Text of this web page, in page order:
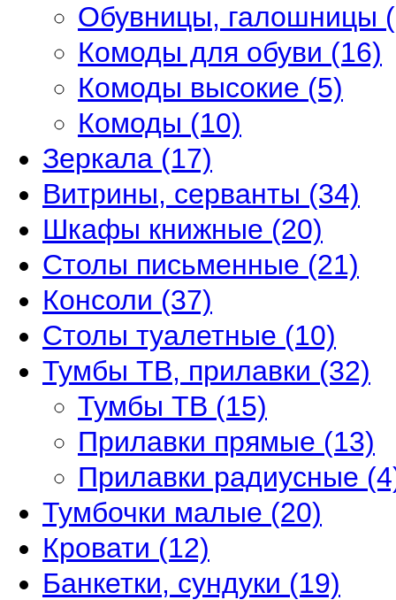
Обувницы, галошницы
Комоды для обуви (16)
Комоды высокие (5)
Комоды (10)
Зеркала (17)
Витрины, серванты (34)
Шкафы книжные (20)
Столы письменные (21)
Консоли (37)
Столы туалетные (10)
Тумбы ТВ, прилавки (32)
Тумбы ТВ (15)
Прилавки прямые (13)
Прилавки радиусные
Тумбочки малые (20)
Кровати (12)
Банкетки, сундуки (19)